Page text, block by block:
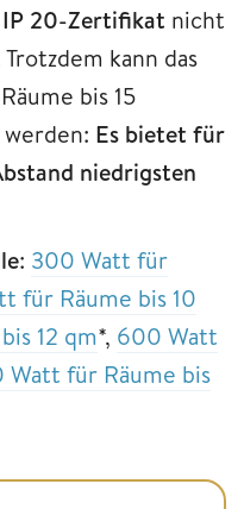
IP 20-Zertifikat nicht
kann das
bis 15
Es bietet für
niedrigsten
: 300 Watt für
für Räume bis 10
12 qm*, 600 Watt
Watt für Räume bis